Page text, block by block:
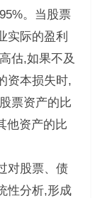
。当股票
实际的盈利
估,如果不及
资本损失时,
票资产的比
他资产的比
对股票、债
性分析,形成